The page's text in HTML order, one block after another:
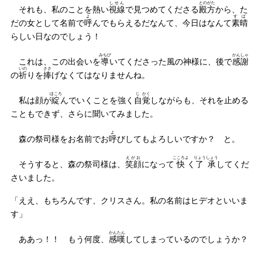
それも、私のことを熱い視線
しせん
で見つめてくださる殿方
とのがた
から、た
だの女として名前で呼
よ
んでもらえるだなんて、今日はなんて素晴
すば
らしい日なのでしょう！
これは、この出会いを導
みちび
いてくださった風の神様に、後で感謝
かんしゃ
の祈
いの
りを捧
ささ
げなくてはなりませんね。
私は顔が綻
ほころ
んでいくことを強く 自
じ
覚
かく
しながらも、それを止める
こともできず、さらに聞いてみました。
森の祭司様をお名前でお呼
よ
びしてもよろしいですか？ と。
そうすると、森の祭司様は、 笑顔
えがお
になって 快
こころよ
く 了承
りょうしょう
してくだ
さいました。
「ええ、もちろんです、クリスさん。私の名前はヒデオといいま
す」
ああっ！！ もう何度、 感嘆
かんたん
してしまっているのでしょうか？